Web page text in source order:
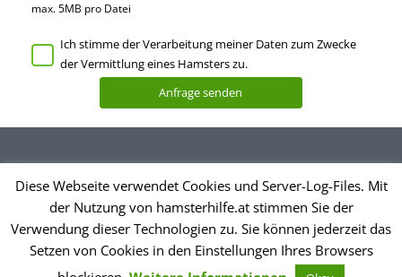
max. 5MB pro Datei
Ich stimme der Verarbeitung meiner Daten zum Zwecke
der Vermittlung eines Hamsters zu.
Impressum
© Hamsterhilfe Österreich
Diese Webseite verwendet Cookies und Server-Log-Files. Mit
der Nutzung von hamsterhilfe.at stimmen Sie der
Verwendung dieser Technologien zu. Sie können jederzeit das
Setzen von Cookies in den Einstellungen Ihres Browsers